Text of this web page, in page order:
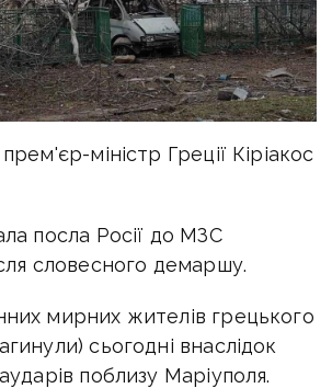
міністр Греції Кіріакос
посла Росії до МЗС
словесного демаршу.
мирних жителів грецького
сьогодні внаслідок
поблизу Маріуполя.